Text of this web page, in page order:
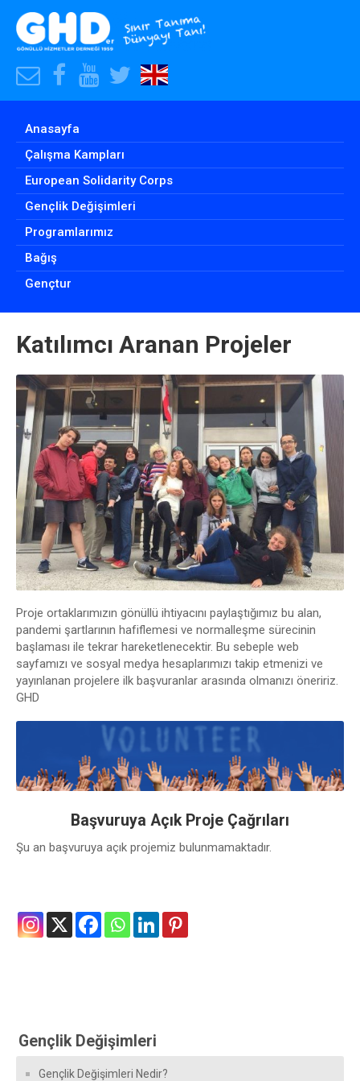
E-
Posta
Adresimiz
Facebook
Hesabımız
Youtube
Hesabımız
Skype
Hesabımız
Our
English
Anasayfa
Çalışma Kampları
European Solidarity Corps
Gençlik Değişimleri
Programlarımız
Bağış
Gençtur
Katılımcı Aranan Projeler
Proje ortaklarımızın gönüllü ihtiyacını paylaştığımız bu alan,
pandemi şartlarının hafiflemesi ve normalleşme sürecinin
başlaması ile tekrar hareketlenecektir. Bu sebeple web
sayfamızı ve sosyal medya hesaplarımızı takip etmenizi ve
yayınlanan projelere ilk başvuranlar arasında olmanızı öneririz.
GHD
Başvuruya Açık Proje Çağrıları
Şu an başvuruya açık projemiz bulunmamaktadır.
Gençlik Değişimleri
Gençlik Değişimleri Nedir?